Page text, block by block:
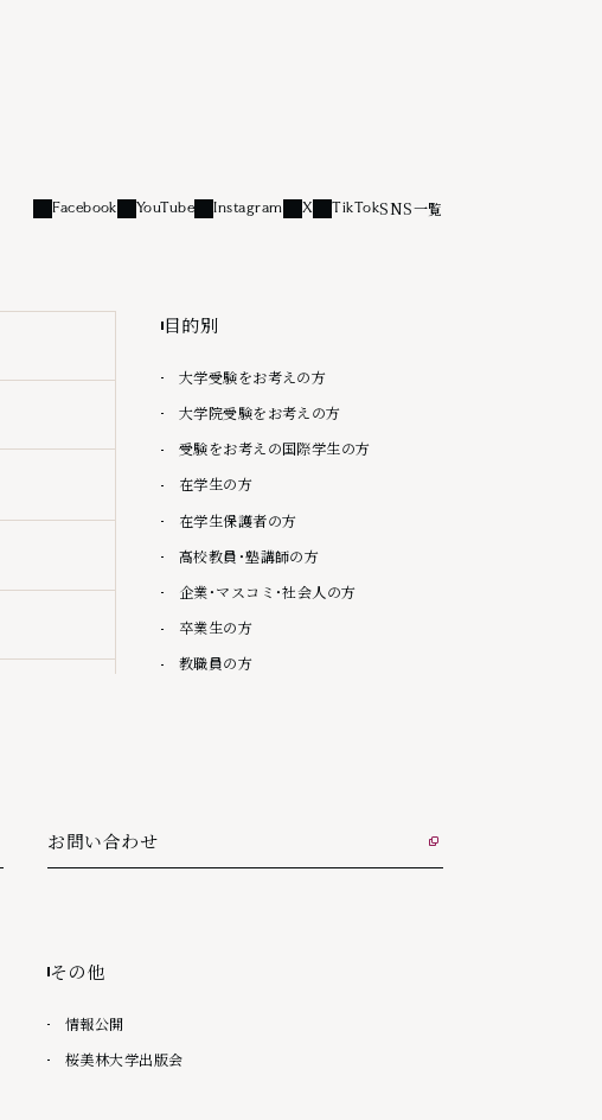
Facebook
外部リンク YouTube
外部リンク Instagram
外部リンク X
外部リンクTikTok
外部リンクSNS一覧
目的別
大学受験をお考えの方
大学院受験をお考えの方
受験をお考えの国際学生の方
在学生の方
在学生保護者の方
高校教員・塾講師の方
企業・マスコミ・社会人の方
卒業生の方
教職員の方
お問い合わせ
外部リンク
その他
情報公開
桜美林大学出版会